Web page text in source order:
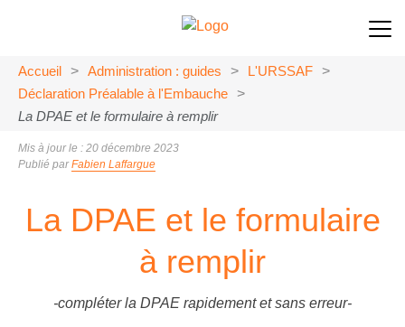
Accueil > Administration : guides > L'URSSAF
>
Déclaration Préalable à l'Embauche
>
La DPAE et le formulaire à remplir
Mis à jour le : 20 décembre 2023
Publié parFabien Laffargue
La DPAE et le formulaire
à remplir
-compléter la DPAE rapidement et sans erreur-